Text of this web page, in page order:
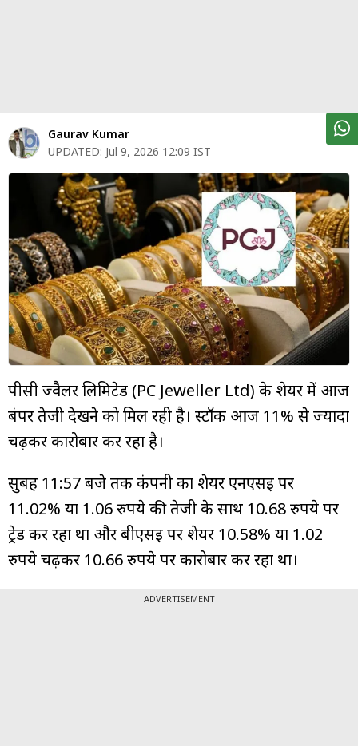
शेयर
बाज़ार
ट्रेंडिंग
बिजनेस
न्यूज
वीडियो
म्यूचुअल
फंड
Gaurav Kumar
UPDATED: Jul 9, 2026 12:09 IST
पीसी ज्वैलर लिमिटेड (PC Jeweller Ltd) के शेयर में आज
बंपर तेजी देखने को मिल रही है। स्टॉक आज 11% से ज्यादा
चढ़कर कारोबार कर रहा है।
सुबह 11:57 बजे तक कंपनी का शेयर एनएसई पर
11.02% या 1.06 रुपये की तेजी के साथ 10.68 रुपये पर
ट्रेड कर रहा था और बीएसई पर शेयर 10.58% या 1.02
रुपये चढ़कर 10.66 रुपये पर कारोबार कर रहा था।
ADVERTISEMENT